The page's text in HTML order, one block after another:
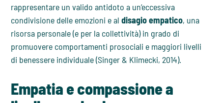
rappresentare un valido antidoto a un’eccessiva
condivisione delle emozioni e aldisagio empatico, una
risorsa personale (e per la collettività) in grado di
promuovere comportamenti prosociali e maggiori livelli
di benessere individuale (Singer & Klimecki, 2014).
Empatia e compassione a